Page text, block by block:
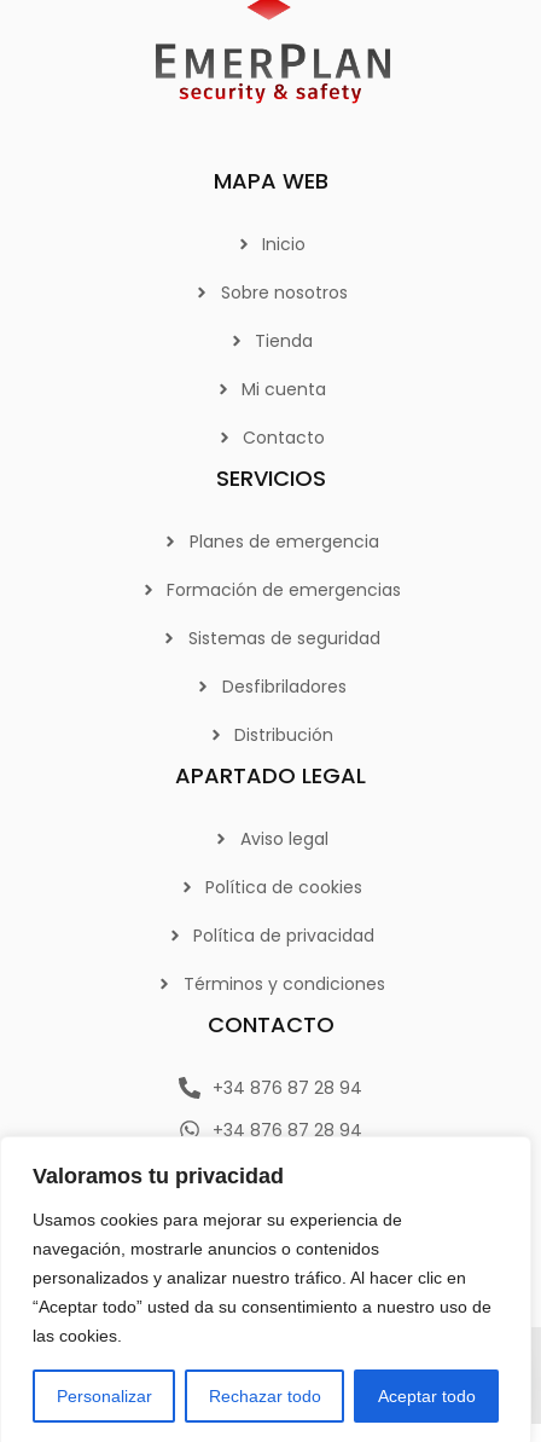
Valoramos tu privacidad
Usamos cookies para mejorar su experiencia de
navegación, mostrarle anuncios o contenidos
personalizados y analizar nuestro tráfico. Al hacer clic en
“Aceptar todo” usted da su consentimiento a nuestro uso de
las cookies.
Personalizar Rechazar todo Aceptar todo
MAPA WEB
Inicio
Sobre nosotros
Tienda
Mi cuenta
Contacto
SERVICIOS
Planes de emergencia
Formación de emergencias
Sistemas de seguridad
Desfibriladores
Distribución
APARTADO LEGAL
Aviso legal
Política de cookies
Política de privacidad
Términos y condiciones
CONTACTO
+34 876 87 28 94
+34 876 87 28 94
info@emerplan.es
Av. República Argentina 9, 46800 (Xàtiva) Valencia
Estamos a un clic